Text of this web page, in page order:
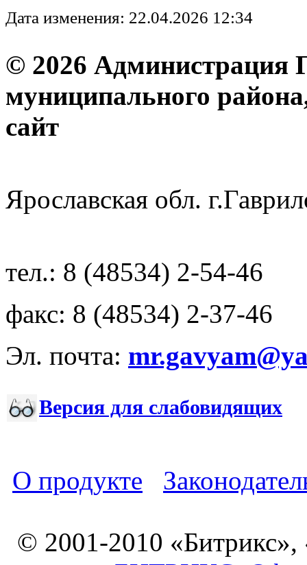
Дата изменения: 22.04.2026 12:34
© 2026 Администрация
муниципального
Ярославская обл.
тел.: 8 (48534) 2-54-46
факс: 8 (48534) 2-37-46
Эл. почта:
Версия для слабовидящих
О продукте
© 2001-2010 «Битрикс»,